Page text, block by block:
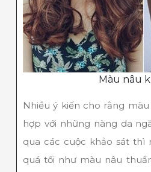
Màu nâu
Nhiều ý kiến cho rằng
hợp với những nàng da
qua các cuộc khảo sát thì
quá tối như màu nâu